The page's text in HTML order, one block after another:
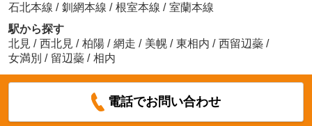
石北本線 / 釧網本線 / 根室本線 / 室蘭本線
駅から探す
北見 / 西北見 / 柏陽 / 網走 / 美幌 / 東相内 / 西留辺蘂 /
女満別 / 留辺蘂 / 相内
電話でお問い合わせ